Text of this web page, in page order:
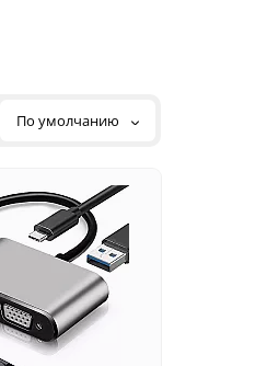
По умолчанию